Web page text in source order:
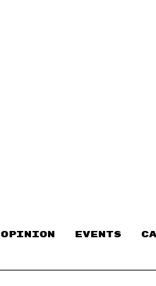
OPINION EVENTS